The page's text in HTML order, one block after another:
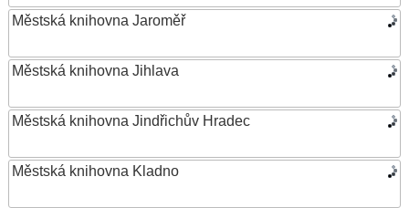
Městská knihovna Jaroměř
Městská knihovna Jihlava
Městská knihovna Jindřichův Hradec
Městská knihovna Kladno